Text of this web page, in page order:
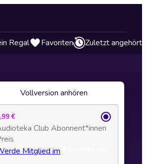
Regal Favoriten Zuletzt angehört
Vollversion anhören
€
Club Abonnent*innen
Mitglied im